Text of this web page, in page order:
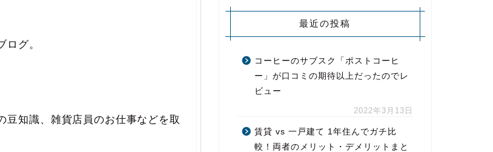
グ。
豆知識、雑貨店員のお仕事などを取
最近の投稿
コーヒーのサブスク「ポストコーヒ
ー」が口コミの期待以上だったのでレ
ビュー
2022年3月13日
賃貸 vs 一戸建て 1年住んでガチ比
較！両者のメリット・デメリットまと